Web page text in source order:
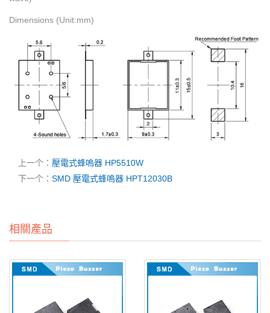
Dimensions (Unit:mm)
上一个： 壓電式蜂嗚器 HP5510W
下一个： SMD 壓電式蜂嗚器 HPT12030B
相關產品